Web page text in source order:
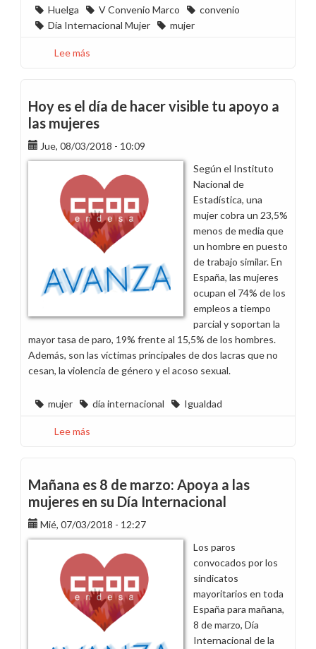
Huelga V Convenio Marco
convenio
Día Internacional Mujer
mujer
Lee más
el
éxito
del
Día
Internacional
de
Mujer
y
el
convenio
como
nuevo
Hoy es el día de hacer visible tu apoyo a
las mujeres
Jue, 08/03/2018 - 10:09
Según el Instituto
Nacional de
Estadística, una
mujer cobra un 23,5%
menos de media que
un hombre en puesto
de trabajo similar. En
España, las mujeres
ocupan el 74% de los
empleos a tiempo
parcial y soportan la
mayor tasa de paro, 19% frente al 15,5% de los hombres.
Además, son las víctimas principales de dos lacras que no
cesan, la violencia de género y el acoso sexual.
mujer día internacional Igualdad
Lee más
día
de
hacer
visible
tu
apoyo
a
las
mujeres
Mañana es 8 de marzo: Apoya a las
mujeres en su Día Internacional
Mié, 07/03/2018 - 12:27
Los paros
convocados por los
sindicatos
mayoritarios en toda
España para mañana,
8 de marzo, Día
Internacional de la